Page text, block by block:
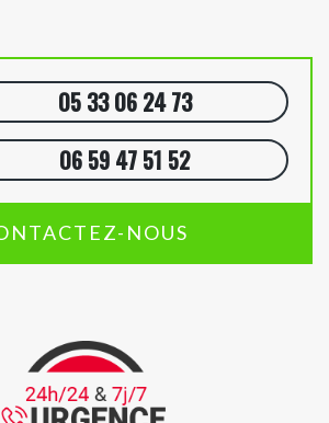
05 33 06 24 73
06 59 47 51 52
NOUS